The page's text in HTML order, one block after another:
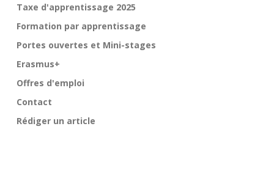
Taxe d'apprentissage 2025
Formation par apprentissage
Portes ouvertes et Mini-stages
Erasmus+
Offres d'emploi
Contact
Rédiger un article